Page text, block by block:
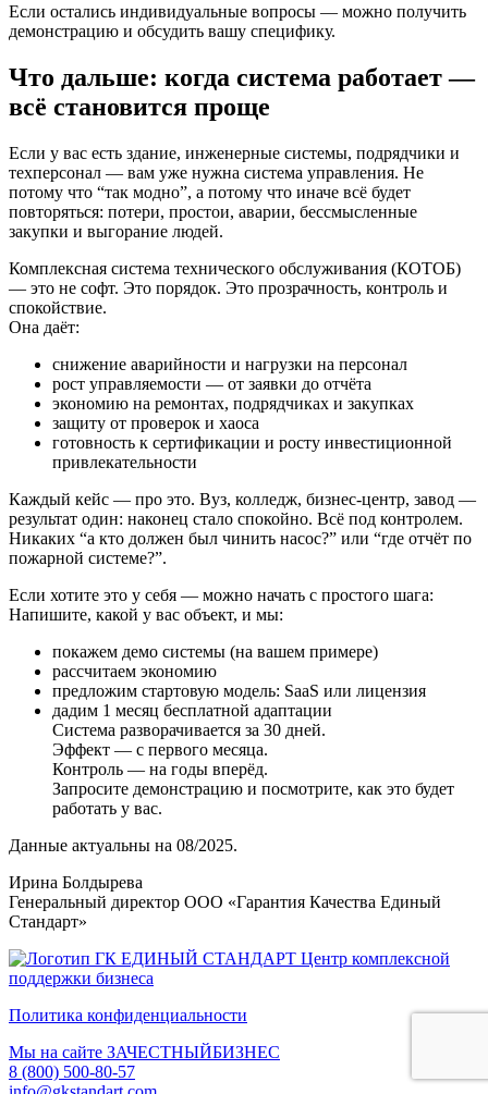
Если остались индивидуальные вопросы — можно получить
демонстрацию и обсудить вашу специфику.
Что дальше: когда система работает —
всё становится проще
Если у вас есть здание, инженерные системы, подрядчики и
техперсонал — вам уже нужна система управления. Не
потому что “так модно”, а потому что иначе всё будет
повторяться: потери, простои, аварии, бессмысленные
закупки и выгорание людей.
Комплексная система технического обслуживания (КОТОБ)
— это не софт. Это порядок. Это прозрачность, контроль и
спокойствие.
Она даёт:
снижение аварийности и нагрузки на персонал
рост управляемости — от заявки до отчёта
экономию на ремонтах, подрядчиках и закупках
защиту от проверок и хаоса
готовность к сертификации и росту инвестиционной
привлекательности
Каждый кейс — про это. Вуз, колледж, бизнес-центр, завод —
результат один: наконец стало спокойно. Всё под контролем.
Никаких “а кто должен был чинить насос?” или “где отчёт по
пожарной системе?”.
Если хотите это у себя — можно начать с простого шага:
Напишите, какой у вас объект, и мы:
покажем демо системы (на вашем примере)
рассчитаем экономию
предложим стартовую модель: SaaS или лицензия
дадим 1 месяц бесплатной адаптации
Система разворачивается за 30 дней.
Эффект — с первого месяца.
Контроль — на годы вперёд.
Запросите демонстрацию и посмотрите, как это будет
работать у вас.
Данные актуальны на 08/2025.
Ирина Болдырева
Генеральный директор ООО «Гарантия Качества Единый
Стандарт»
ГК ЕДИНЫЙ СТАНДАРТ Центр комплексной
поддержки бизнеса
Политика конфиденциальности
Мы на сайте ЗАЧЕСТНЫЙБИЗНЕС
8 (800) 500-80-57